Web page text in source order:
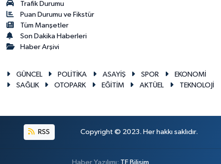
Trafik Durumu
Puan Durumu ve Fikstür
Tüm Manşetler
Son Dakika Haberleri
Haber Arşivi
GÜNCEL POLİTİKA ASAYİŞ SPOR
EKONOMİ
SAĞLIK
OTOPARK EĞİTİM AKTÜEL TEKNOLOJİ
RSS Copyright © 2023. Her hakkı saklıdır.
Haber Yazılımı: TE Bilişim